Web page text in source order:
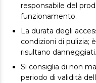
responsabile del
funzionamento.
La durata degli
condizioni di pulizia;
risultano danneggiati.
Si consiglia di non
periodo di validità